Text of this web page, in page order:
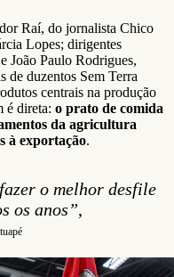
Raí, do jornalista Chico
Lopes; dirigentes
João Paulo Rodrigues,
de duzentos Sem Terra
centrais na produção
é direta: o prato de comida
da agricultura
à exportação.
o melhor desfile
os anos”,